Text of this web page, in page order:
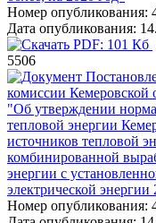
Номер опубликования:
Дата опубликования:
PDF: 101 Кб
5506
комиссии Кемеровской
"Об утверждении
тепловой энергии
источников тепловой
комбинированной
энергии с
электрической
Номер опубликования: